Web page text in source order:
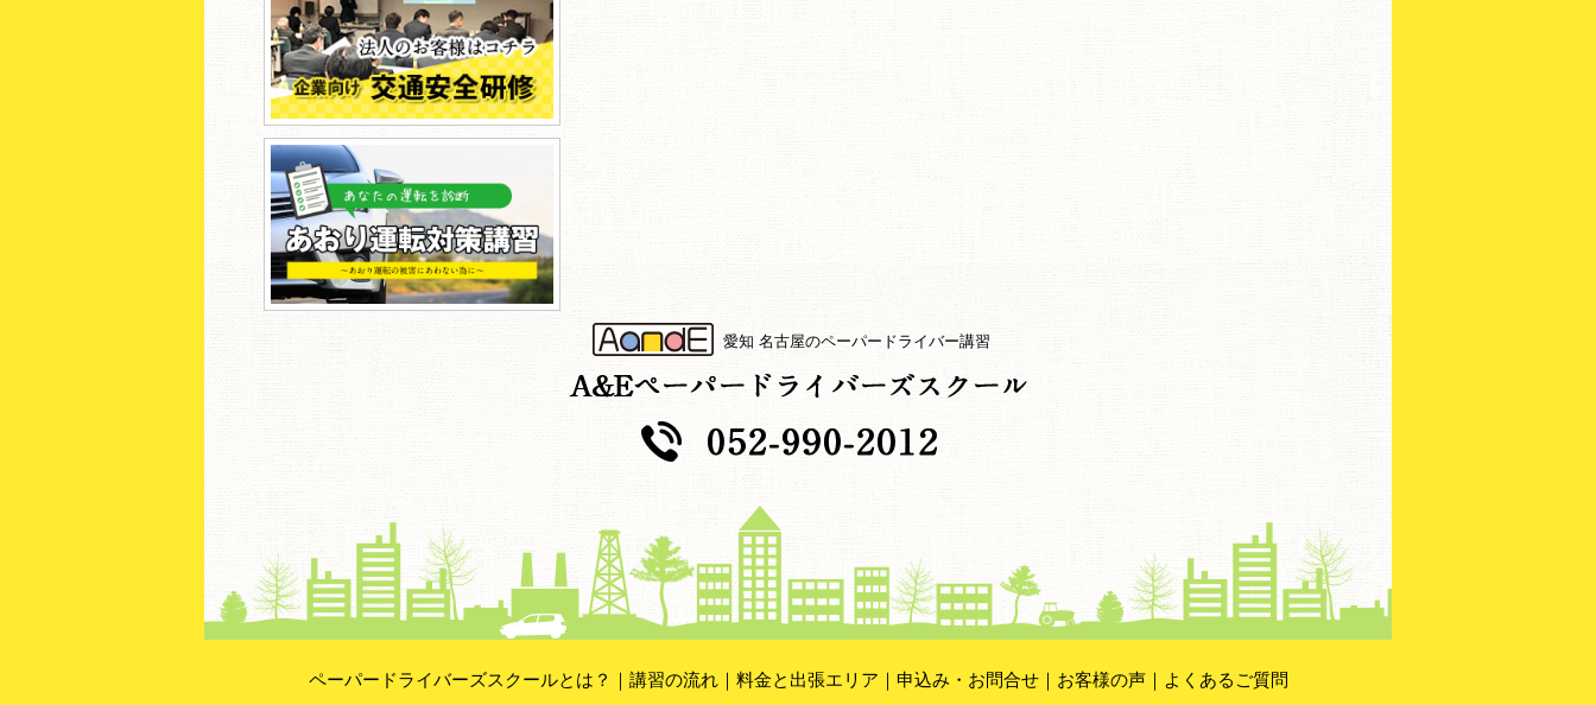
愛知 名古屋のペーパードライバー講習
ペーパードライバーズスクールとは？ ｜ 講習の流れ｜ 料金と出張エリア ｜ 申込み・お問合せ｜ お客様の声｜ よくあるご質問